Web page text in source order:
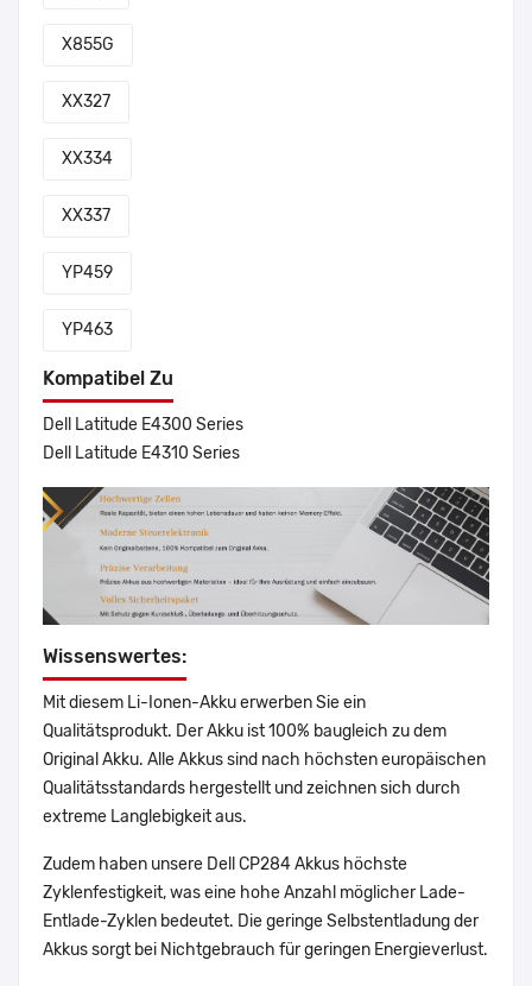
X855G
XX327
XX334
XX337
YP459
YP463
Kompatibel Zu
Dell Latitude E4300 Series
Dell Latitude E4310 Series
Wissenswertes:
Mit diesem Li-Ionen-Akku erwerben Sie ein
Qualitätsprodukt. Der Akku ist 100% baugleich zu dem
Original Akku. Alle Akkus sind nach höchsten europäischen
Qualitätsstandards hergestellt und zeichnen sich durch
extreme Langlebigkeit aus.
Zudem haben unsere Dell CP284 Akkus höchste
Zyklenfestigkeit, was eine hohe Anzahl möglicher Lade-
Entlade-Zyklen bedeutet. Die geringe Selbstentladung der
Akkus sorgt bei Nichtgebrauch für geringen Energieverlust.